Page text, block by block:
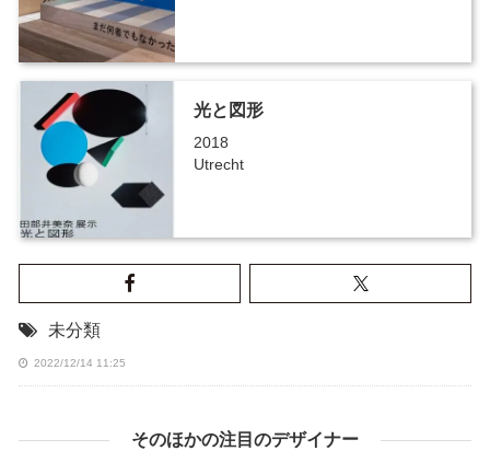
光と図形
2018
Utrecht
未分類
2022/12/14 11:25
そのほかの注目のデザイナー